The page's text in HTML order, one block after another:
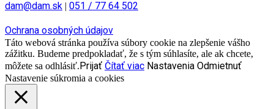
dam@dam.sk | 051 / 77 64 502
Ochrana osobných údajov
Táto webová stránka používa súbory cookie na zlepšenie vášho
zážitku. Budeme predpokladať, že s tým súhlasíte, ale ak chcete,
môžete sa odhlásiť.Prijať Čítať viac Nastavenia Odmietnuť
Nastavenie súkromia a cookies